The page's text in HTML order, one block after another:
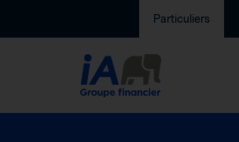
Particuliers